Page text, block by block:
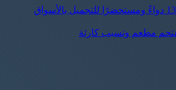
مطعم وتسبب كارثة